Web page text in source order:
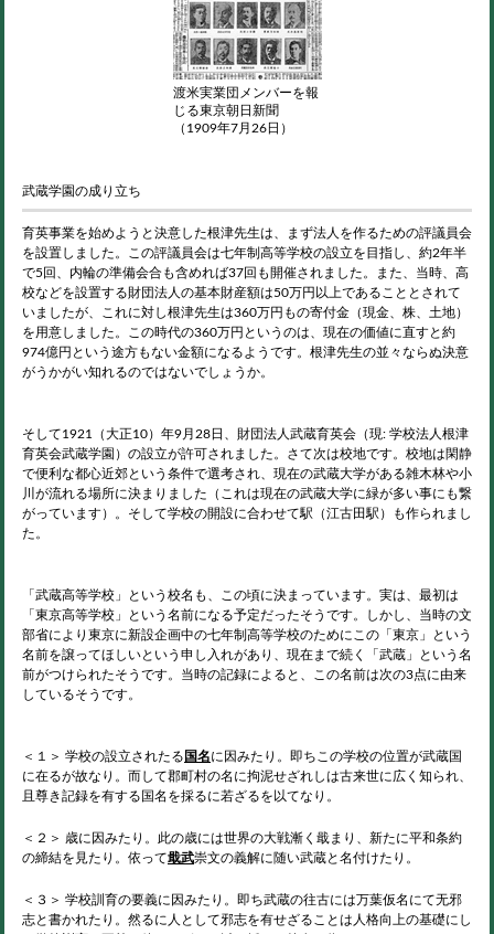
渡米実業団メンバーを報
じる東京朝日新聞
（1909年7月26日）
武蔵学園の成り立ち
育英事業を始めようと決意した根津先生は、まず法人を作るための評議員会
を設置しました。この評議員会は七年制高等学校の設立を目指し、約2年半
で5回、内輪の準備会合も含めれば37回も開催されました。また、当時、高
校などを設置する財団法人の基本財産額は50万円以上であることとされて
いましたが、これに対し根津先生は360万円もの寄付金（現金、株、土地）
を用意しました。この時代の360万円というのは、現在の価値に直すと約
974億円という途方もない金額になるようです。根津先生の並々ならぬ決意
がうかがい知れるのではないでしょうか。
そして1921（大正10）年9月28日、財団法人武蔵育英会（現: 学校法人根津
育英会武蔵学園）の設立が許可されました。さて次は校地です。校地は閑静
で便利な都心近郊という条件で選考され、現在の武蔵大学がある雑木林や小
川が流れる場所に決まりました（これは現在の武蔵大学に緑が多い事にも繋
がっています）。そして学校の開設に合わせて駅（江古田駅）も作られまし
た。
「武蔵高等学校」という校名も、この頃に決まっています。実は、最初は
「東京高等学校」という名前になる予定だったそうです。しかし、当時の文
部省により東京に新設企画中の七年制高等学校のためにこの「東京」という
名前を譲ってほしいという申し入れがあり、現在まで続く「武蔵」という名
前がつけられたそうです。当時の記録によると、この名前は次の3点に由来
しているそうです。
＜１＞ 学校の設立されたる 国名に因みたり。即ちこの学校の位置が武蔵国
に在るが故なり。而して郡町村の名に拘泥せざれしは古来世に広く知られ、
且尊き記録を有する国名を採るに若ざるを以てなり。
＜２＞ 歳に因みたり。此の歳には世界の大戦漸く戢まり、新たに平和条約
の締結を見たり。依って戢武崇文の義解に随い武蔵と名付けたり。
＜３＞ 学校訓育の要義に因みたり。即ち武蔵の往古には万葉仮名にて无邪
志と書かれたり。然るに人として邪志を有せざることは人格向上の基礎にし